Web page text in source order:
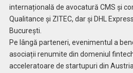
internațională de avocatură CMS și
Qualitance și ZITEC, dar și DHL
București.
Pe lângă parteneri, evenimentul a
asociații renumite din domeniul
acceleratoare de startupuri din